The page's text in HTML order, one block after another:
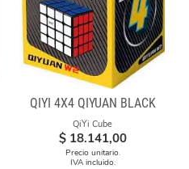
QIYI 4X4 QIYUAN BLACK
QiYi Cube
$ 18.141,00
Precio unitario.
IVA incluido.